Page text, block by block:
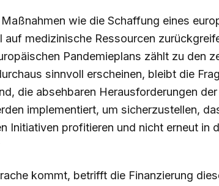
wie die Schaffung eines
medizinische Ressourcen
Pandemieplans zählt zu den
sinnvoll erscheinen, bleibt die
die absehbaren Herausforderungen
implementiert, um sicherzustellen,
Initiativen profitieren und nicht erneut in
kommt, betrifft die Finanzierung